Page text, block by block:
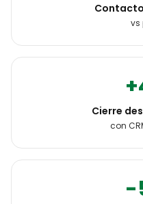
vs
Cierre
con
-